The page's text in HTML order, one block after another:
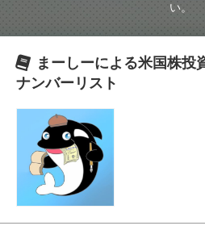
い。
まーしーによる米国株投
ナンバーリスト